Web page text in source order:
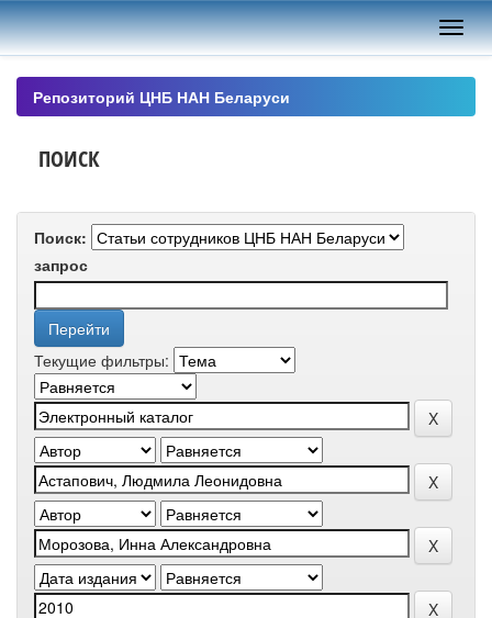
Skip
navigation
Репозиторий ЦНБ НАН Беларуси
ПОИСК
Поиск:
запрос
Текущие фильтры: